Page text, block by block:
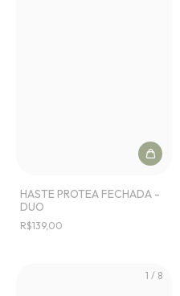
HASTE PROTEA FECHADA -
DUO
R$139,00
1 / 8